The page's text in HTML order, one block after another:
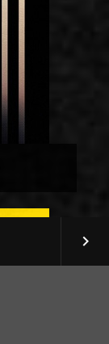
keyboard_arrow_right